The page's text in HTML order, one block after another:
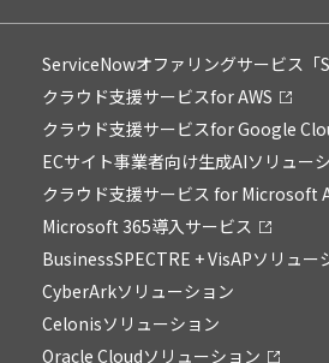
ServiceNowオファリングサービス「
クラウド支援サービスfor AWS
クラウド支援サービスfor Google
ECサイト事業者向け生成AIソリュー
クラウド支援サービス for Microsoft
Microsoft 365導入サービス
BusinessSPECTRE + VisAPソリュー
CyberArkソリューション
Celonisソリューション
Oracle Cloudソリューション